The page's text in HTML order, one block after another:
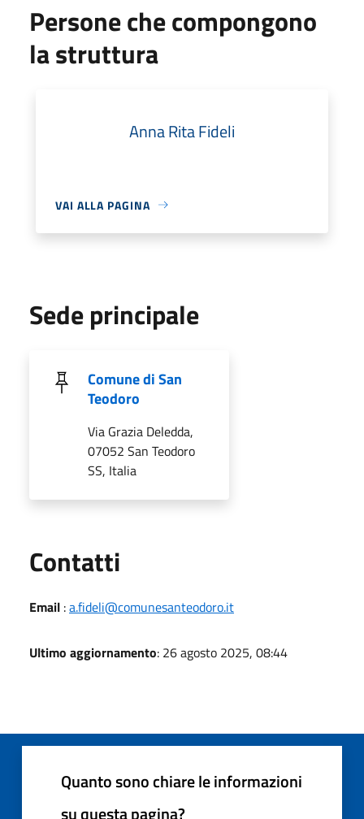
Persone che compongono
la struttura
Anna Rita Fideli
VAI ALLA PAGINA
Sede principale
Comune di San
Teodoro
Via Grazia Deledda,
07052 San Teodoro
SS, Italia
Contatti
Email :a.fideli@comunesanteodoro.it
Ultimo aggiornamento: 26 agosto 2025, 08:44
Quanto sono chiare le informazioni
su questa pagina?